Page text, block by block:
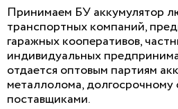
Принимаем БУ аккумулятор
транспортных компаний,
гаражных кооперативов,
индивидуальных
отдается оптовым партиям
металлолома, долгосрочному
поставщиками.